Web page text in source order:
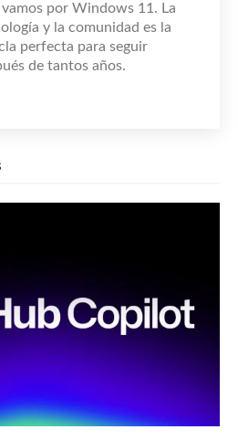
vamos por Windows 11. La
y la comunidad es la
perfecta para seguir
de tantos años.